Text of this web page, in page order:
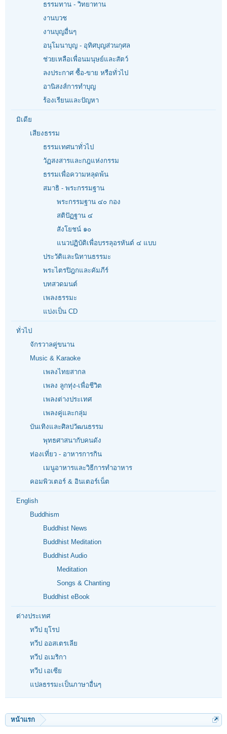
ธรรมทาน - วิทยาทาน
งานบวช
งานบุญอื่นๆ
อนุโมนาบุญ - อุทิศบุญส่วนกุศล
ช่วยเหลือเพื่อนมนุษย์และสัตว์
ลงประกาศ ซื้อ-ขาย หรือทั่วไป
อานิสงส์การทำบุญ
ร้องเรียนและปัญหา
มิเดีย
เสียงธรรม
ธรรมเทศนาทั่วไป
วัฏสงสารและกฎแห่งกรรม
ธรรมเพื่อความหลุดพ้น
สมาธิ - พระกรรมฐาน
พระกรรมฐาน ๔๐ กอง
สติปัฏฐาน ๔
สังโยชน์ ๑๐
แนวปฏิบัติเพื่อบรรลุอรหันต์ ๔ แบบ
ประวัติและนิทานธรรมะ
พระไตรปิฎกและคัมภีร์
บทสวดมนต์
เพลงธรรมะ
แบ่งเป็น CD
ทั่วไป
จักรวาลคู่ขนาน
Music & Karaoke
เพลงไทยสากล
เพลง ลูกทุ่ง-เพื่อชีวิต
เพลงต่างประเทศ
เพลงคู่และกลุ่ม
บันเทิงและศิลปวัฒนธรรม
พุทธศาสนากับคนดัง
ท่องเที่ยว - อาหารการกิน
เมนูอาหารและวิธีการทำอาหาร
คอมพิวเตอร์ & อินเตอร์เน็ต
English
Buddhism
Buddhist News
Buddhist Meditation
Buddhist Audio
Meditation
Songs & Chanting
Buddhist eBook
ต่างประเทศ
ทวีป ยุโรป
ทวีป ออสเตรเลีย
ทวีป อเมริกา
ทวีป เอเซีย
แปลธรรมะเป็นภาษาอื่นๆ
หน้าแรก